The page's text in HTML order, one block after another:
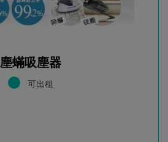
塵蟎吸塵器
可出租